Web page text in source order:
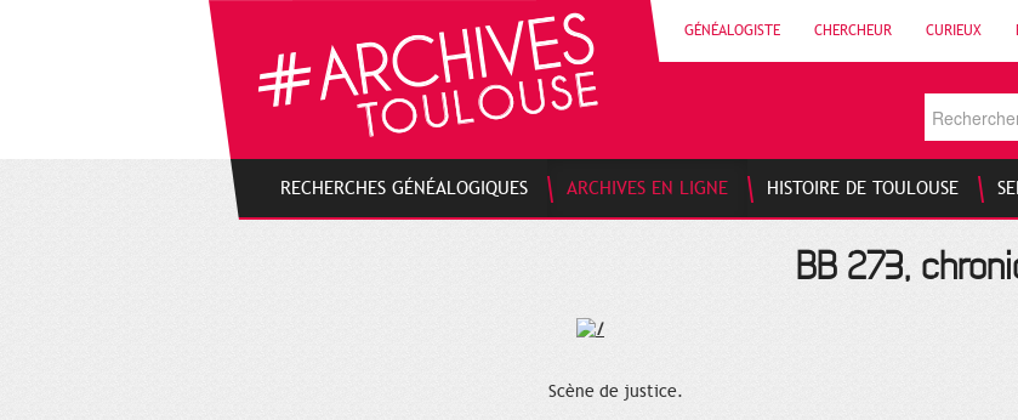
GÉNÉALOGISTE CHERCHEUR CURIEUX
RECHERCHES GÉNÉALOGIQUES ARCHIVES EN LIGNE HISTOIRE DE TOULOUSE
BB 273,
Scène de justice.
Gestion de vos préférences sur les cookies